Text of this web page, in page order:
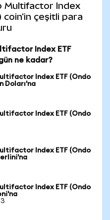
Multifactor Index
coin'in çeşitli para
Index ETF
ne kadar?
Index ETF (Ondo
Doları'na
Index ETF (Ondo
Index ETF (Ondo
Index ETF (Ondo